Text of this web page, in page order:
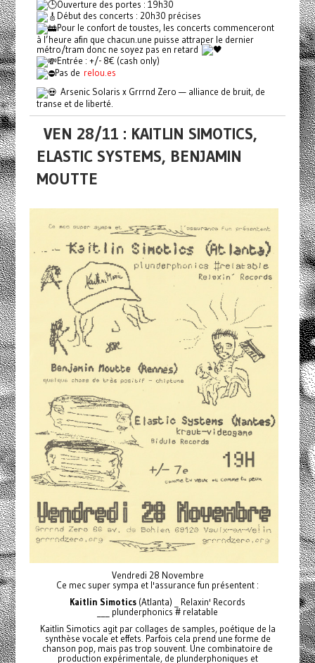
Ouverture des portes : 19h30
Début des concerts : 20h30 précises
Pour le confort de toustes, les concerts commenceront
à l’heure afin que chacun.une puisse attraper le dernier
métro/tram donc ne soyez pas en retard
Entrée : +/- 8€ (cash only)
Pas de relou.es
Arsenic Solaris x Grrrnd Zero — alliance de bruit, de
transe et de liberté.
VEN 28/11 : KAITLIN SIMOTICS,
ELASTIC SYSTEMS, BENJAMIN
MOUTTE
Vendredi 28 Novembre
Ce mec super sympa et l'assurance fun présentent :
Kaitlin Simotics (Atlanta) _ Relaxin' Records
___ plunderphonics # relatable
Kaitlin Simotics agit par collages de samples, poétique de la
synthèse vocale et effets. Parfois cela prend une forme de
chanson pop, mais pas trop souvent. Une combinatoire de
production expérimentale, de plunderphoniques et